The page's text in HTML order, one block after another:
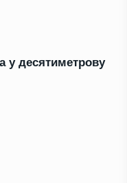
у десятиметрову